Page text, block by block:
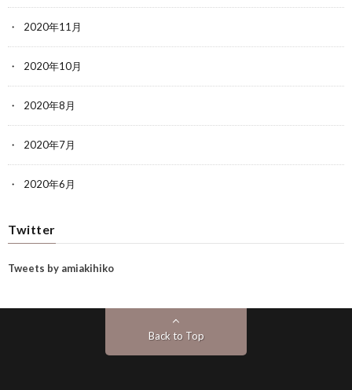
2020年11月
2020年10月
2020年8月
2020年7月
2020年6月
Twitter
Tweets by amiakihiko
Back to Top